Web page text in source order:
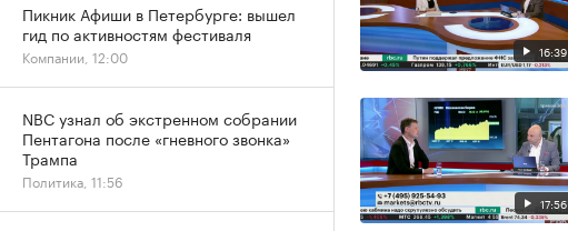
16:39
17:56
Пикник Афиши в Петербурге: вышел
гид по активностям фестиваля
Компании, 12:00
NBC узнал об экстренном собрании
Пентагона после «гневного звонка»
Трампа
Политика, 11:56